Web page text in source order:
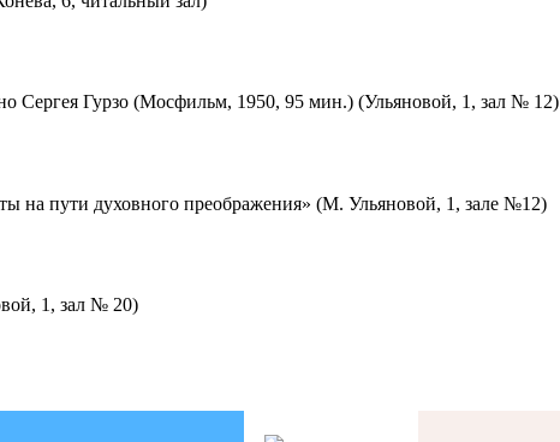
Сергея Гурзо (Мосфильм, 1950, 95 мин.) (Ульяновой, 1, зал № 12)
на пути духовного преображения» (М. Ульяновой, 1, зале №12)
1, зал № 20)